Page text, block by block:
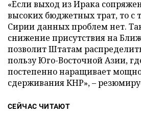
«Если выход из Ирака
высоких бюджетных трат, то с
Сирии данных проблем нет.
снижение присутствия на
позволит Штатам
пользу Юго-Восточной Азии,
постепенно наращивает
сдерживания КНР», –
СЕЙЧАС ЧИТАЮТ